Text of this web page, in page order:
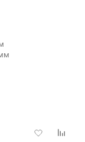
Добавить